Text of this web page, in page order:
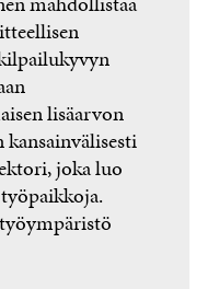
lisäarvon
kansainvälisesti
joka luo